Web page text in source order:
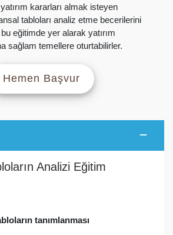
kararları almak isteyen
tabloları analiz etme becerilerini
eğitimde yer alarak yatırım
sağlam temellere oturtabilirler.
Hemen Başvur
Analizi Eğitim
tanımlanması